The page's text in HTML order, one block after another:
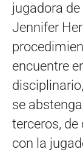
jugadora
Jennifer
encuentre
se
terceros,
con la